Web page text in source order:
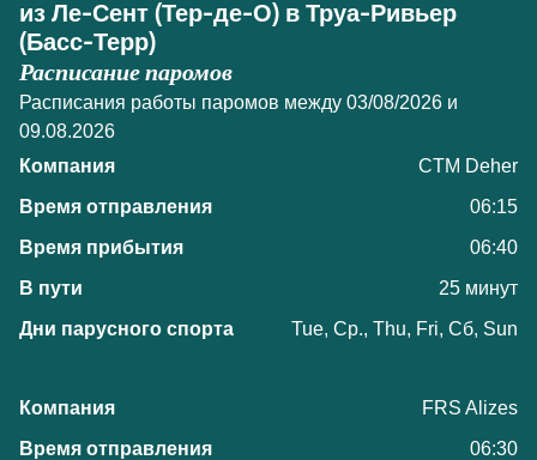
из Ле-Сент (Тер-де-О) в Труа-Ривьер
(Басс-Терр)
Расписание паромов
Расписания работы паромов между 03/08/2026 и
09.08.2026
CTM Deher
06:15
06:40
25 минут
Tue, Ср., Thu, Fri, Сб, Sun
FRS Alizes
06:30